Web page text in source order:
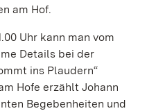
am Hof.
Uhr kann man vom
Details bei der
ins Plaudern“
Hofe erzählt Johann
Begebenheiten und